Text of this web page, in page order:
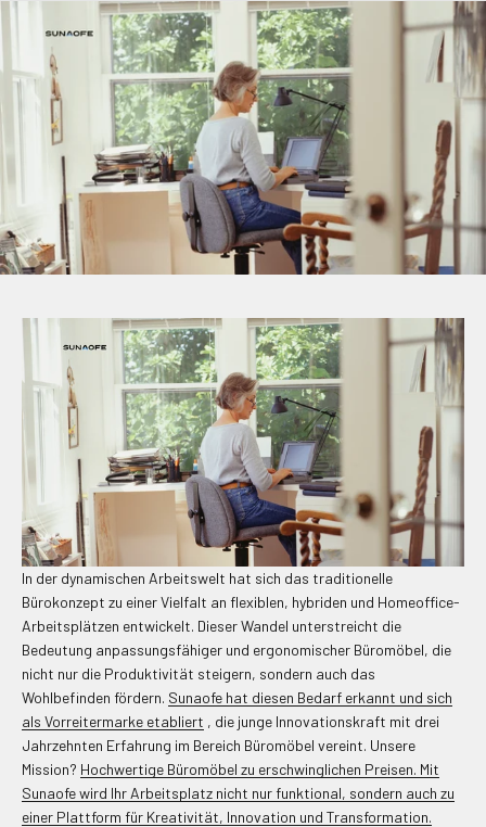
In der dynamischen Arbeitswelt hat sich das traditionelle
Bürokonzept zu einer Vielfalt an flexiblen, hybriden und Homeoffice-
Arbeitsplätzen entwickelt. Dieser Wandel unterstreicht die
Bedeutung anpassungsfähiger und ergonomischer Büromöbel, die
nicht nur die Produktivität steigern, sondern auch das
Wohlbefinden fördern. Sunaofe hat diesen Bedarf erkannt und sich
als Vorreitermarke etabliert , die junge Innovationskraft mit drei
Jahrzehnten Erfahrung im Bereich Büromöbel vereint. Unsere
Mission? Hochwertige Büromöbel zu erschwinglichen Preisen. Mit
Sunaofe wird Ihr Arbeitsplatz nicht nur funktional, sondern auch zu
einer Plattform für Kreativität, Innovation und Transformation.